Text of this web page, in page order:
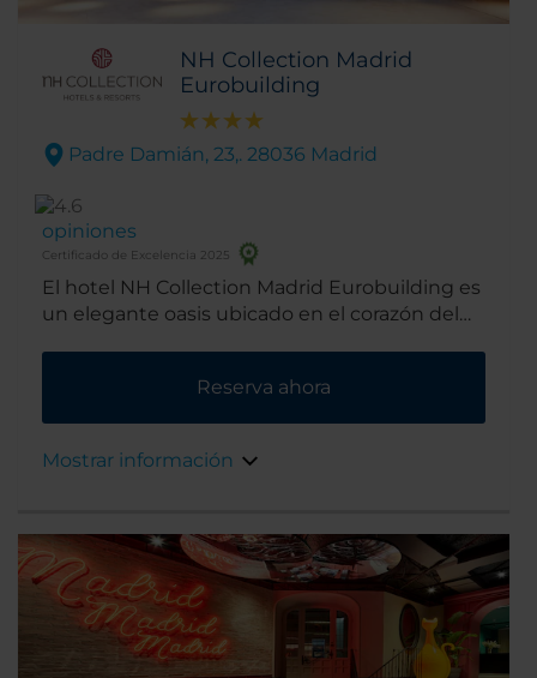
NH Collection Madrid
Eurobuilding
Padre Damián, 23,. 28036 Madrid
opiniones
Certificado de Excelencia 2025
El hotel NH Collection Madrid Eurobuilding es
un elegante oasis ubicado en el corazón del
considerado el mejor para el descanso y el
ocio, pero también para los negocios en
innovación tecnológica.
Reserva ahora
Mostrar información